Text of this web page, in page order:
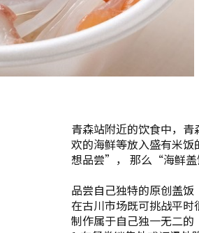
青森站附近的饮食中，
欢的海鲜等放入盛有米
想品尝”， 那么“海鲜盖
品尝自己独特的原创盖饭
在古川市场既可挑战平
制作属于自己独一无二